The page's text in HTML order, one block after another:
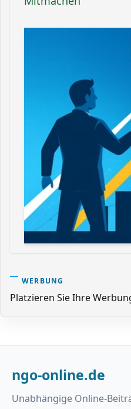
WERBUNG
Platzieren Sie Ihre
ngo-online.de
Unabhängige Online-